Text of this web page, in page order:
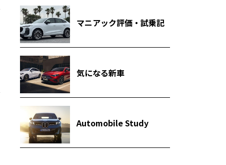
マニアック評価・試乗記
気になる新車
Automobile Study